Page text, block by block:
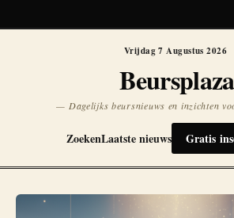
Vrijdag 7 Augustus 2026
Beursplaza
— Dagelijks beursnieuws en inzichten
ZoekenLaatste nieuws Gratis